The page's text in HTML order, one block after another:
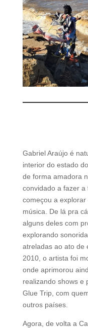
Gabriel Araújo é
interior do estado
de forma amadora
convidado a fazer a
começou a
música. De lá pra
alguns deles com
explorando
atreladas ao ato de
2010, o artista foi
onde aprimorou
realizando shows e
Glue Trip, com
outros países.
Agora, de volta a